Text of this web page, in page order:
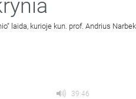
laida, kurioje kun. prof. Andrius
39:46